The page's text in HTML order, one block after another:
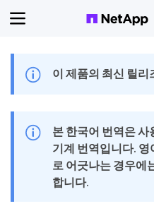
이 제품의 최신 릴리
본 한국어 번역은
기계 번역입니다. 영
로 어긋나는 경우에
합니다.